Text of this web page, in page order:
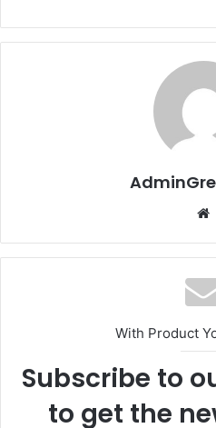
With Product
Subscribe to
to get the